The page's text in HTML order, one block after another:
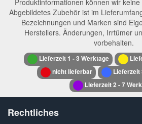
Produktinformationen können wir
Abgebildetes Zubehör ist im
Bezeichnungen und Marken sind
Herstellers. Änderungen, Irrtümer
vorbehalten.
Lieferzeit 1 - 3 Werktage
nicht lieferbar
Lieferzeit
Lieferzeit 2 - 7
Rechtliches